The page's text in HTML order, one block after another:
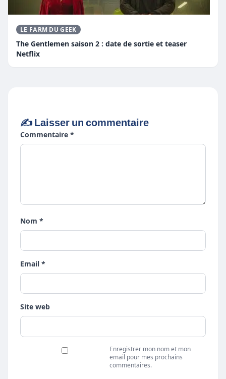
LE FARM DU GEEK
The Gentlemen saison 2 : date de sortie et teaser
Netflix
✍️ Laisser un commentaire
Commentaire *
Nom *
Email *
Site web
Enregistrer mon nom et mon
email pour mes prochains
commentaires.